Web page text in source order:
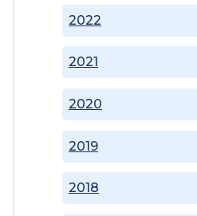
2018
2019
2020
2021
2022